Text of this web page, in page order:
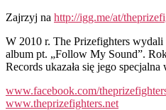
Zajrzyj na http://igg.me/at/
W 2010 r. The Prizefighters wydali
album pt. „Follow My Sound”.
Records ukazała się jego
www.facebook.com/
www.theprizefighters.net